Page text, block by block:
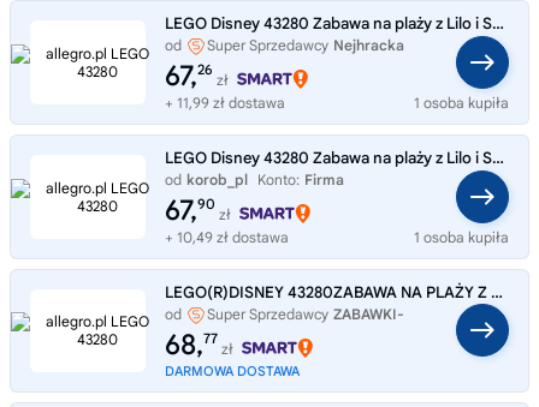
LEGO Disney 43280 Zabawa na plaży z Lilo i Stitchem
od Super Sprzedawcy Nejhracka
67,26
zł
+ 11,99 zł dostawa
1 osoba kupiła
LEGO Disney 43280 Zabawa na plaży z Lilo i Stitchem, zestaw klocków 4+
od korob_pl Konto: Firma
67,90
zł
+ 10,49 zł dostawa
1 osoba kupiła
LEGO(R)DISNEY 43280ZABAWA NA PLAŻY Z LILO I STITCHEM
od Super Sprzedawcy ZABAWKI-
SZYBKO
68,77
zł
DARMOWA DOSTAWA